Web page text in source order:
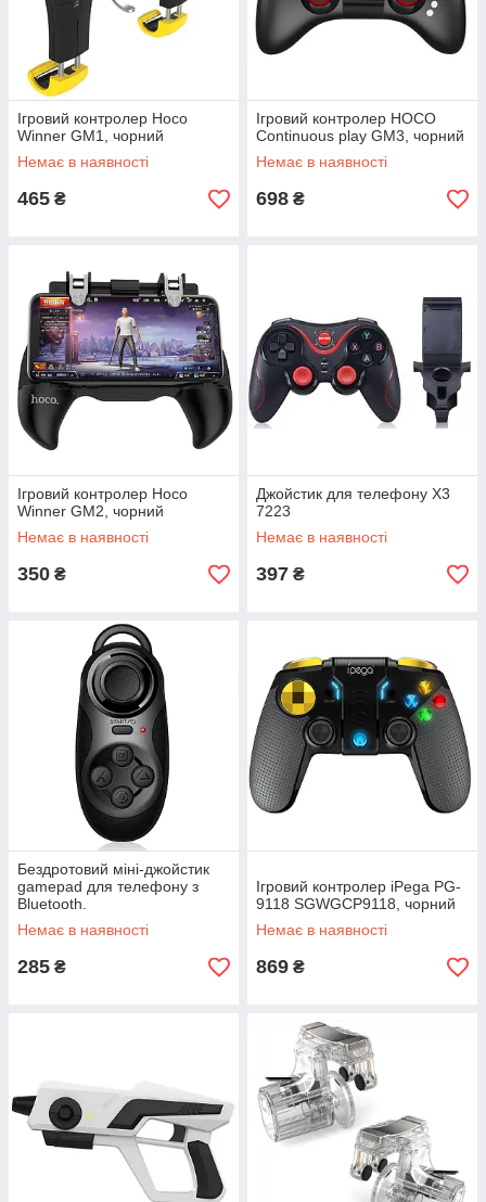
Ігровий контролер Hoco
Winner GM1, чорний
Немає в наявності
465 ₴
Ігровий контролер HOCO
Continuous play GM3, чорний
Немає в наявності
698 ₴
Ігровий контролер Hoco
Winner GM2, чорний
Немає в наявності
350 ₴
Джойстик для телефону X3
7223
Немає в наявності
397 ₴
Бездротовий міні-джойстик
gamepad для телефону з
Bluetooth.
Немає в наявності
285 ₴
Ігровий контролер iPega PG-
9118 SGWGCP9118, чорний
Немає в наявності
869 ₴